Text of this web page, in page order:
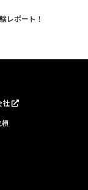
レポート！
社